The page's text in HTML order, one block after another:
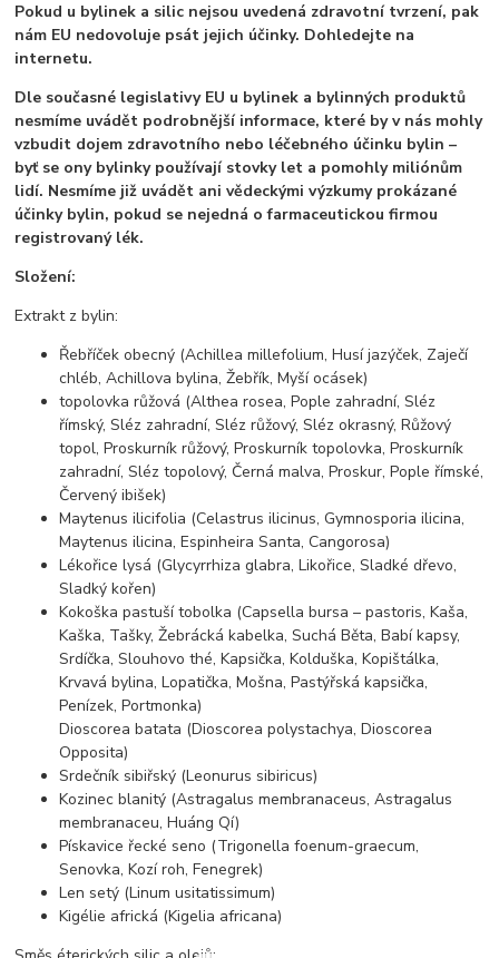
Pokud u bylinek a silic nejsou uvedená zdravotní tvrzení, pak
nám EU nedovoluje psát jejich účinky. Dohledejte na
internetu.
Dle současné legislativy EU u bylinek a bylinných produktů
nesmíme uvádět podrobnější informace, které by v nás mohly
vzbudit dojem zdravotního nebo léčebného účinku bylin –
byť se ony bylinky používají stovky let a pomohly miliónům
lidí. Nesmíme již uvádět ani vědeckými výzkumy prokázané
účinky bylin, pokud se nejedná o farmaceutickou firmou
registrovaný lék.
Složení:
Extrakt z bylin:
Řebříček obecný (Achillea millefolium, Husí jazýček, Zaječí
chléb, Achillova bylina, Žebřík, Myší ocásek)
topolovka růžová (Althea rosea, Pople zahradní, Sléz
římský, Sléz zahradní, Sléz růžový, Sléz okrasný, Růžový
topol, Proskurník růžový, Proskurník topolovka, Proskurník
zahradní, Sléz topolový, Černá malva, Proskur, Pople římské,
Červený ibišek)
Maytenus ilicifolia (Celastrus ilicinus, Gymnosporia ilicina,
Maytenus ilicina, Espinheira Santa, Cangorosa)
Lékořice lysá (Glycyrrhiza glabra, Likořice, Sladké dřevo,
Sladký kořen)
Kokoška pastuší tobolka (Capsella bursa – pastoris, Kaša,
Kaška, Tašky, Žebrácká kabelka, Suchá Běta, Babí kapsy,
Srdíčka, Slouhovo thé, Kapsička, Kolduška, Kopištálka,
Krvavá bylina, Lopatička, Mošna, Pastýřská kapsička,
Penízek, Portmonka)
Dioscorea batata (Dioscorea polystachya, Dioscorea
Opposita)
Srdečník sibiřský (Leonurus sibiricus)
Kozinec blanitý (Astragalus membranaceus, Astragalus
membranaceu, Huáng Qí)
Pískavice řecké seno (Trigonella foenum-graecum,
Senovka, Kozí roh, Fenegrek)
Len setý (Linum usitatissimum)
Kigélie africká (Kigelia africana)